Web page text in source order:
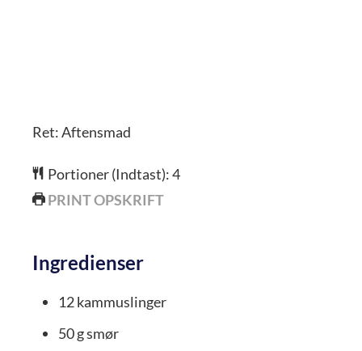
Ret:Aftensmad
Portioner (Indtast):4
PRINT OPSKRIFT
Ingredienser
12kammuslinger
50gsmør